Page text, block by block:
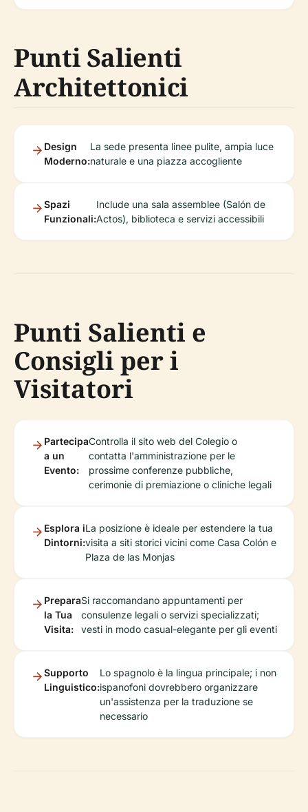
Punti Salienti
Architettonici
Design
Moderno:
La sede presenta linee pulite, ampia luce
naturale e una piazza accogliente
Spazi
Funzionali:
Include una sala assemblee (Salón de
Actos), biblioteca e servizi accessibili
Punti Salienti e
Consigli per i
Visitatori
Partecipa
a un
Evento:
Controlla il sito web del Colegio o
contatta l'amministrazione per le
prossime conferenze pubbliche,
cerimonie di premiazione o cliniche legali
Esplora i
Dintorni:
La posizione è ideale per estendere la tua
visita a siti storici vicini come Casa Colón e
Plaza de las Monjas
Prepara
la Tua
Visita:
Si raccomandano appuntamenti per
consulenze legali o servizi specializzati;
vesti in modo casual-elegante per gli eventi
Supporto
Linguistico:
Lo spagnolo è la lingua principale; i non
ispanofoni dovrebbero organizzare
un'assistenza per la traduzione se
necessario